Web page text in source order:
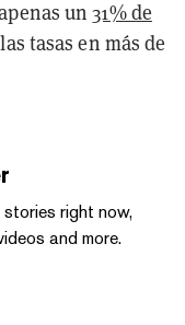
un31% de
tasas en más de
right now,
and more.